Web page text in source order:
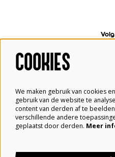
COOKIES
We maken gebruik van cookies
gebruik van de website te
content van derden af te
verschillende andere
geplaatst door derden. Meer